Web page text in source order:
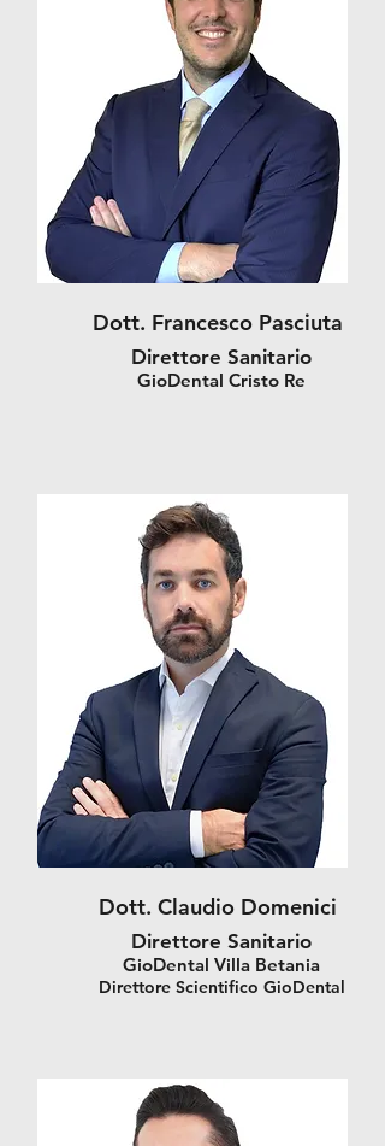
Dott. Francesco Pasciuta
Direttore Sanitario
GioDental Cristo Re
Dott. Claudio Domenici
Direttore Sanitario
GioDental Villa Betania
Direttore Scientifico GioDental